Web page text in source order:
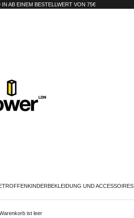
AB EINEM BESTELLWERT VON 75€
KINDER BEKLEIDUNG UND ACCESSOIRES
ist leer